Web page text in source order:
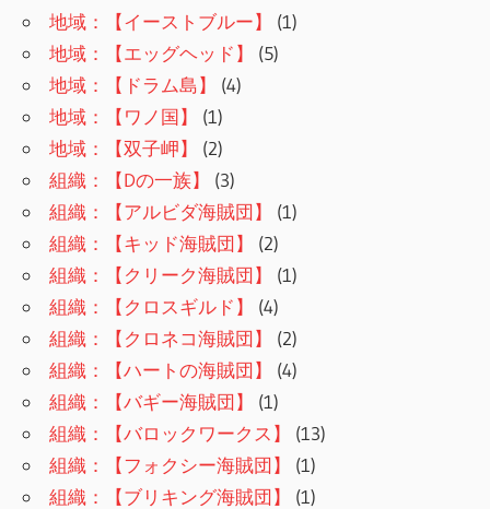
地域：【イーストブルー】
(1)
地域：【エッグヘッド】
(5)
地域：【ドラム島】
(4)
地域：【ワノ国】
(1)
地域：【双子岬】
(2)
組織：【Dの一族】
(3)
組織：【アルビダ海賊団】
(1)
組織：【キッド海賊団】
(2)
組織：【クリーク海賊団】
(1)
組織：【クロスギルド】
(4)
組織：【クロネコ海賊団】
(2)
組織：【ハートの海賊団】
(4)
組織：【バギー海賊団】
(1)
組織：【バロックワークス】
(13)
組織：【フォクシー海賊団】
(1)
組織：【ブリキング海賊団】
(1)